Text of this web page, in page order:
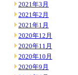
2021年3月
2021年2月
2021年1月
2020年12月
2020年11月
2020年10月
2020年9月